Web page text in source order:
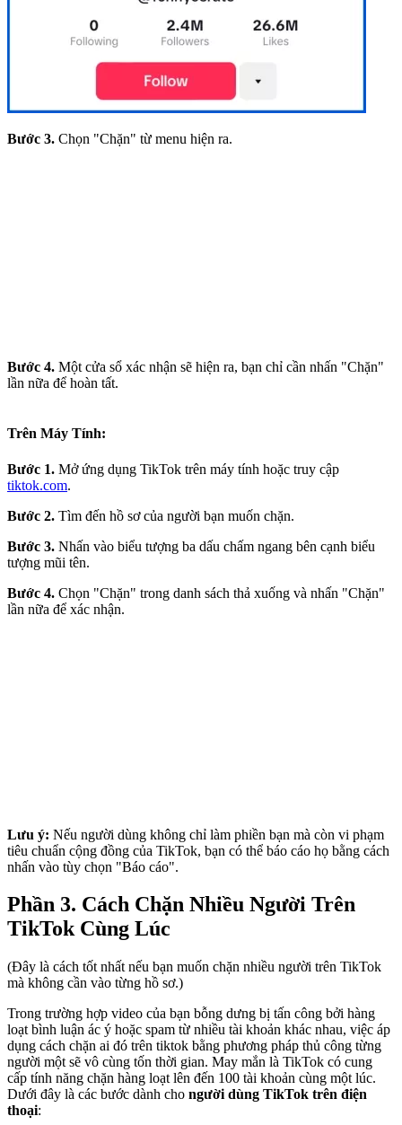
Bước 3. Chọn "Chặn" từ menu hiện ra.
Bước 4. Một cửa sổ xác nhận sẽ hiện ra, bạn chỉ cần nhấn "Chặn"
lần nữa để hoàn tất.
Trên Máy Tính:
Bước 1. Mở ứng dụng TikTok trên máy tính hoặc truy cập
tiktok.com.
Bước 2. Tìm đến hồ sơ của người bạn muốn chặn.
Bước 3. Nhấn vào biểu tượng ba dấu chấm ngang bên cạnh biểu
tượng mũi tên.
Bước 4. Chọn "Chặn" trong danh sách thả xuống và nhấn "Chặn"
lần nữa để xác nhận.
Lưu ý: Nếu người dùng không chỉ làm phiền bạn mà còn vi phạm
tiêu chuẩn cộng đồng của TikTok, bạn có thể báo cáo họ bằng cách
nhấn vào tùy chọn "Báo cáo".
Phần 3. Cách Chặn Nhiều Người Trên
TikTok Cùng Lúc
(Đây là cách tốt nhất nếu bạn muốn chặn nhiều người trên TikTok
mà không cần vào từng hồ sơ.)
Trong trường hợp video của bạn bỗng dưng bị tấn công bởi hàng
loạt bình luận ác ý hoặc spam từ nhiều tài khoản khác nhau, việc áp
dụng cách chặn ai đó trên tiktok bằng phương pháp thủ công từng
người một sẽ vô cùng tốn thời gian. May mắn là TikTok có cung
cấp tính năng chặn hàng loạt lên đến 100 tài khoản cùng một lúc.
Dưới đây là các bước dành cho người dùng TikTok trên điện
thoại: